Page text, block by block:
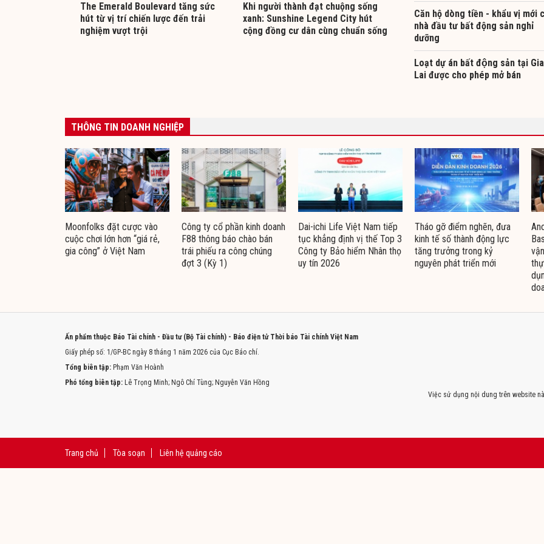
The Emerald Boulevard tăng sức
hút từ vị trí chiến lược đến trải
nghiệm vượt trội
Khi người thành đạt chuộng sống
xanh: Sunshine Legend City hút
cộng đồng cư dân cùng chuẩn sống
Căn hộ dòng tiền - khẩu vị mới
nhà đầu tư bất động sản nghỉ
dưỡng
Loạt dự án bất động sản tại Gia
Lai được cho phép mở bán
THÔNG TIN DOANH NGHIỆP
Moonfolks đặt cược vào
cuộc chơi lớn hơn “giá rẻ,
gia công” ở Việt Nam
Công ty cổ phần kinh doanh
F88 thông báo chào bán
trái phiếu ra công chúng
đợt 3 (Kỳ 1)
Dai-ichi Life Việt Nam tiếp
tục khẳng định vị thế Top 3
Công ty Bảo hiểm Nhân thọ
uy tín 2026
Tháo gỡ điểm nghẽn, đưa
kinh tế số thành động lực
tăng trưởng trong kỷ
nguyên phát triển mới
Ấn phẩm thuộc Báo Tài chính - Đầu tư (Bộ Tài chính) - Báo điện tử Thời báo Tài chính Việt Nam
Giấy phép số: 1/GP-BC ngày 8 tháng 1 năm 2026 của Cục Báo chí.
Tổng biên tập: Phạm Văn Hoành
Phó tổng biên tập: Lê Trọng Minh; Ngô Chí Tùng; Nguyễn Văn Hồng
Việc sử dụng nội dung trên website
Trang chủ Tòa soạn Liên hệ quảng cáo